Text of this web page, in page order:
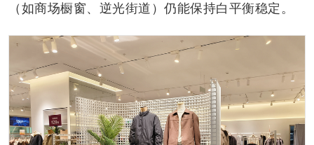
（如商场橱窗、逆光街道）仍能保持白平衡稳定。